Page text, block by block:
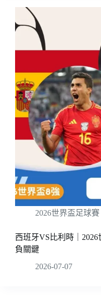
2026世界盃足球賽
西班牙VS比利時｜
負關鍵
2026-07-07